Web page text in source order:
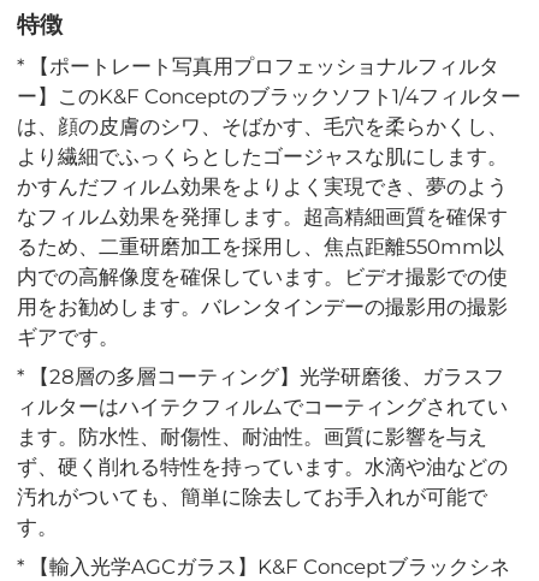
特徴
* 【ポートレート写真用プロフェッショナルフィルタ
ー】このK&F Conceptのブラックソフト1/4フィルター
は、顔の皮膚のシワ、そばかす、毛穴を柔らかくし、
より繊細でふっくらとしたゴージャスな肌にします。
かすんだフィルム効果をよりよく実現でき、夢のよう
なフィルム効果を発揮します。超高精細画質を確保す
るため、二重研磨加工を採用し、焦点距離550mm以
内での高解像度を確保しています。ビデオ撮影での使
用をお勧めします。バレンタインデーの撮影用の撮影
ギアです。
* 【28層の多層コーティング】光学研磨後、ガラスフ
ィルターはハイテクフィルムでコーティングされてい
ます。防水性、耐傷性、耐油性。画質に影響を与え
ず、硬く削れる特性を持っています。水滴や油などの
汚れがついても、簡単に除去してお手入れが可能で
す。
* 【輸入光学AGCガラス】K&F Conceptブラックシネ